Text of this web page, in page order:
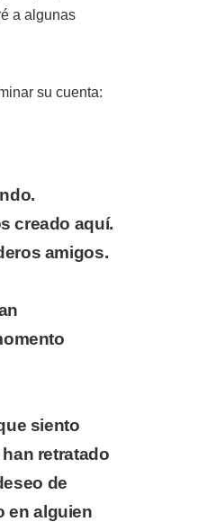
a algunas
su cuenta:
creado aquí.
amigos.
siento
retratado
de
en alguien